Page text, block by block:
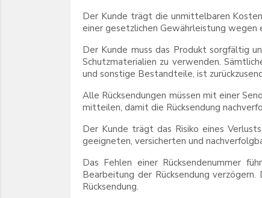
Der Kunde trägt die unmittelbaren
einer gesetzlichen Gewährleistung
Der Kunde muss das Produkt sorgfältig
Schutzmaterialien zu verwenden.
und sonstige Bestandteile, ist
Alle Rücksendungen müssen mit einer
mitteilen, damit die Rücksendung
Der Kunde trägt das Risiko eines
geeigneten, versicherten und
Das Fehlen einer Rücksendenummer
Bearbeitung der Rücksendung
Rücksendung.